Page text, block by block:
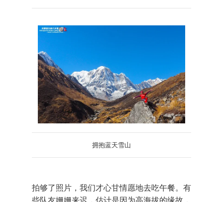
拥抱蓝天雪山
拍够了照片，我们才心甘情愿地去吃午餐。有
些队友姗姗来迟，估计是因为高海拔的缘故，